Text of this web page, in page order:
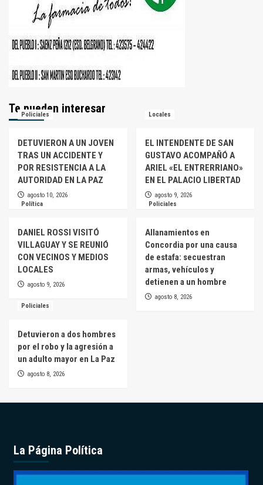
Te pueden interesar
Policiales
DETUVIERON A UN JOVEN
TRAS UN ACCIDENTE Y
POR RESISTENCIA A LA
AUTORIDAD EN LA PAZ
agosto 10, 2026
Locales
EL INTENDENTE DE SAN
GUSTAVO ACOMPAÑÓ A
ARIEL «EL ENTRERRIANO»
EN EL PALACIO LIBERTAD
agosto 9, 2026
Política
DANIEL ROSSI VISITÓ
VILLAGUAY Y SE REUNIÓ
CON VECINOS Y MEDIOS
LOCALES
agosto 9, 2026
Policiales
Allanamientos en
Concordia por una causa
de estafa: secuestran
armas, vehículos y
detienen a un hombre
agosto 8, 2026
Policiales
Detuvieron a dos hombres
por el robo y la agresión a
un adulto mayor en La Paz
agosto 8, 2026
La Página Política